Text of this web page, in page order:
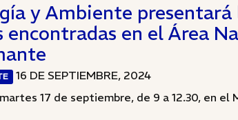
y Ambiente
encontradas en el Área
16 DE SEPTIEMBRE, 2024
17 de septiembre, de 9 a 12.30, en el